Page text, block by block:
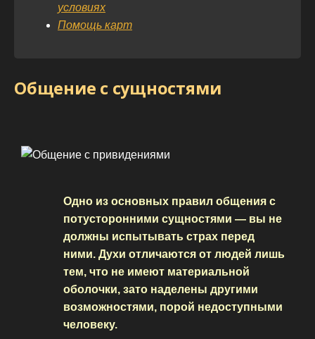
условиях
Помощь карт
Общение с сущностями
Одно из основных правил общения с
потусторонними сущностями — вы не
должны испытывать страх перед
ними. Духи отличаются от людей лишь
тем, что не имеют материальной
оболочки, зато наделены другими
возможностями, порой недоступными
человеку.